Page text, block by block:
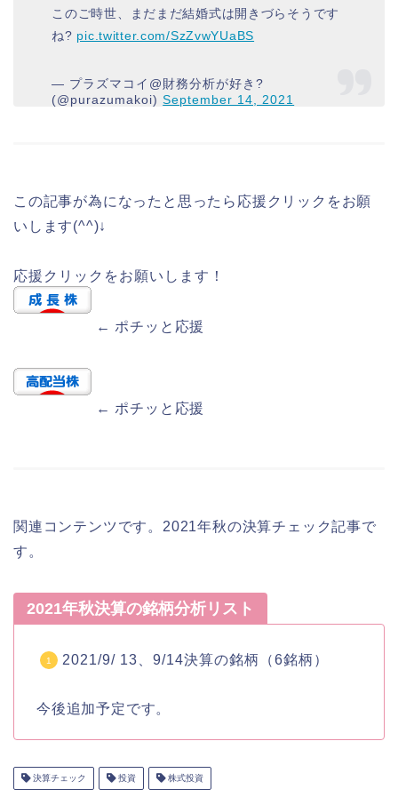
このご時世、まだまだ結婚式は開きづらそうです
ね? pic.twitter.com/SzZvwYUaBS
— プラズマコイ@財務分析が好き?
(@purazumakoi)September 14, 2021
この記事が為になったと思ったら応援クリックをお願
いします(^^)↓
応援クリックをお願いします！
← ポチッと応援
← ポチッと応援
関連コンテンツです。2021年秋の決算チェック記事で
す。
2021年秋決算の銘柄分析リスト
2021/9/ 13、9/14決算の銘柄（6銘柄）
今後追加予定です。
決算チェック 投資 株式投資